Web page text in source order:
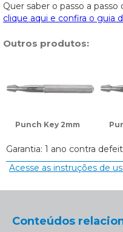
Quer saber o passo a
clique aqui e confira o guia
Outros produtos:
Punch Key 2mm
Garantia: 1 ano contra
Acesse as instruções de
Conteúdos